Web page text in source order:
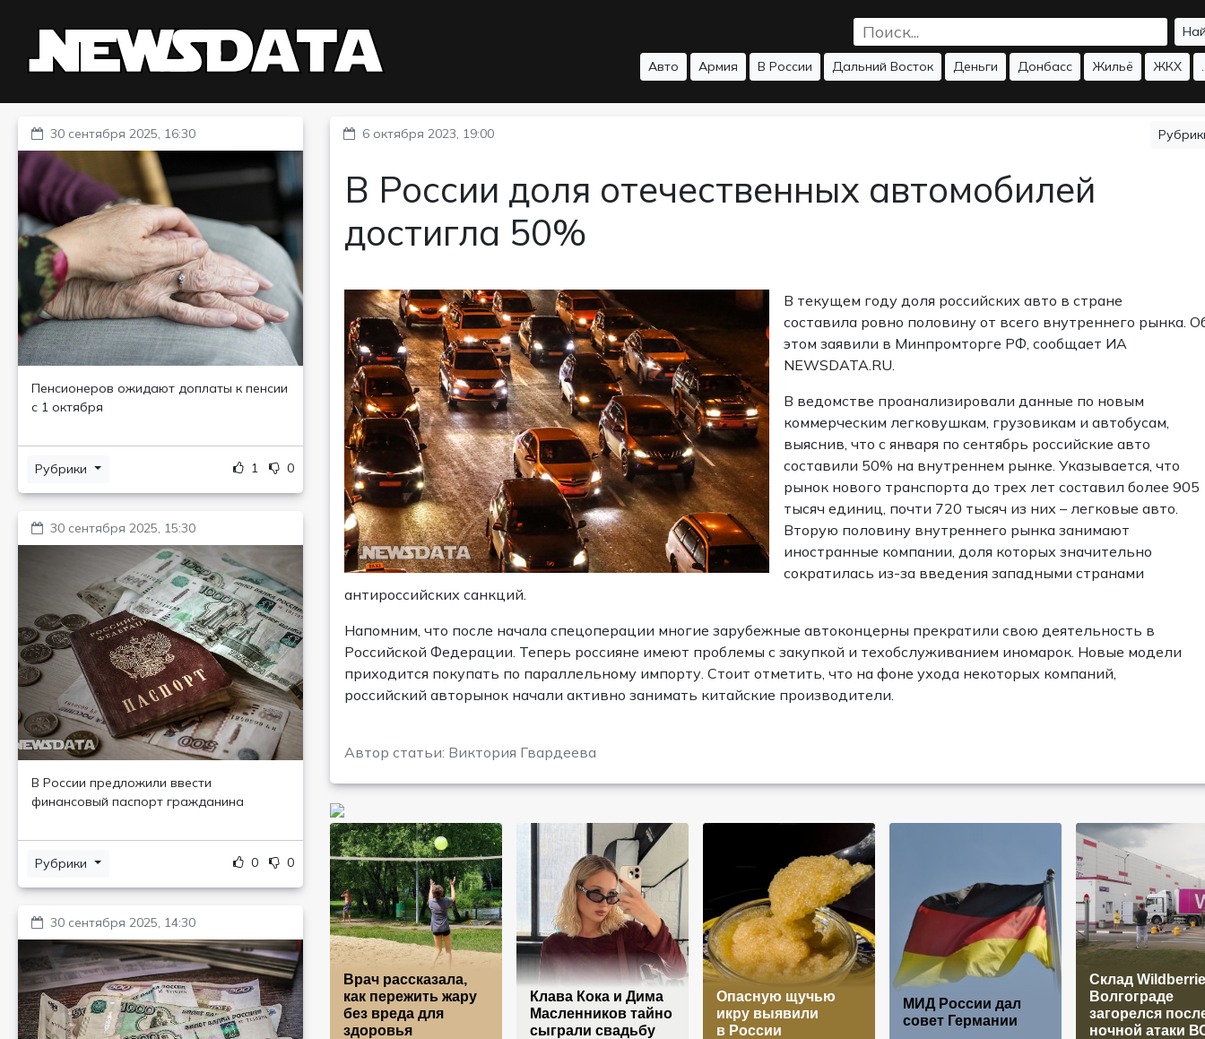
Авто Армия В России Дальний Восток Деньги Донбасс Жильё ЖКХ
30 сентября 2025, 16:30
Пенсионеров ожидают доплаты к пенсии
с 1 октября
Рубрики 1 0
30 сентября 2025, 15:30
В России предложили ввести
финансовый паспорт гражданина
Рубрики 0 0
30 сентября 2025, 14:30
6 октября 2023, 19:00
В России доля отечественных автомобилей
достигла 50%
В текущем году доля российских авто в стране
составила ровно половину от всего внутреннего рынка.
этом заявили в Минпромторге РФ, сообщает ИА
NEWSDATA.RU.
В ведомстве проанализировали данные по новым
коммерческим легковушкам, грузовикам и автобусам,
выяснив, что с января по сентябрь российские авто
составили 50% на внутреннем рынке. Указывается, что
рынок нового транспорта до трех лет составил более 905
тысяч единиц, почти 720 тысяч из них – легковые авто.
Вторую половину внутреннего рынка занимают
иностранные компании, доля которых значительно
сократилась из-за введения западными странами
антироссийских санкций.
Напомним, что после начала спецоперации многие зарубежные автоконцерны прекратили свою деятельность в
Российской Федерации. Теперь россияне имеют проблемы с закупкой и техобслуживанием иномарок. Новые модели
приходится покупать по параллельному импорту. Стоит отметить, что на фоне ухода некоторых компаний,
российский авторынок начали активно занимать китайские производители.
Автор статьи: Виктория Гвардеева
Врач рассказала,
как пережить жару
без вреда для
здоровья
Клава Кока и Дима
Масленников тайно
сыграли свадьбу
Опасную щучью
икру выявили
в России
МИД России дал
совет Германии
Склад
Волгограде
загорелся
ночной атаки